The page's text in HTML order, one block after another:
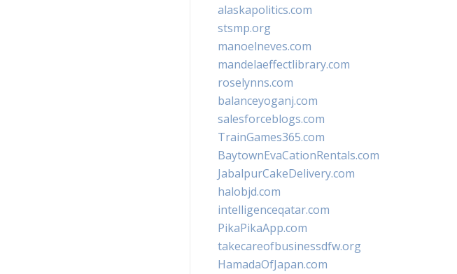
alaskapolitics.com
stsmp.org
manoelneves.com
mandelaeffectlibrary.com
roselynns.com
balanceyoganj.com
salesforceblogs.com
TrainGames365.com
BaytownEvaCationRentals.com
JabalpurCakeDelivery.com
halobjd.com
intelligenceqatar.com
PikaPikaApp.com
takecareofbusinessdfw.org
HamadaOfJapan.com